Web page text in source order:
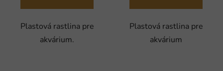
Plastová rastlina pre
akvárium.
Plastová rastlina pre
akvárium